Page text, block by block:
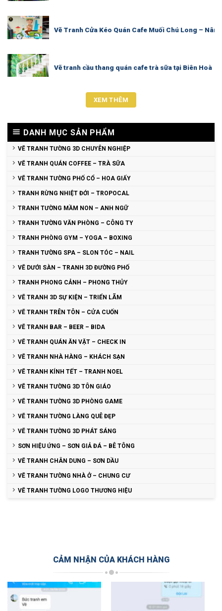
Vẽ Tranh Cửa Kéo Quán Cafe Muối Chú Long –
Vẽ tranh cầu thang quán cafe trà sữa tại Biên Hoà
XEM THÊM
DANH MỤC SẢN PHẨM
VẼ TRANH TƯỜNG 3D CHUYÊN NGHIỆP
VẼ TRANH QUÁN COFFEE – TRÀ SỮA
VẼ TRANH TƯỜNG PHỐ CỔ – HOA GIẤY
TRANH RỪNG NHIỆT ĐỚI – TROPOCAL
TRANH TƯỜNG MẦM NON – ANH NGỮ
TRANH TƯỜNG VĂN PHÒNG – CÔNG TY
TRANH PHÒNG GYM – YOGA – BOXING
TRANH TƯỜNG SPA – SLON TÓC – NAIL
VẼ DƯỚI SÀN – TRANH 3D ĐƯỜNG PHỐ
TRANH PHONG CẢNH – PHONG THỦY
VẼ TRANH 3D SỰ KIỆN – TRIỂN LÃM
VẼ TRANH TRÊN TÔN – CỬA CUỐN
VẼ TRANH BAR – BEER – BIDA
VẼ TRANH QUÁN ĂN VẶT – CHECK IN
VẼ TRANH NHÀ HÀNG – KHÁCH SẠN
VẼ TRANH KÍNH TẾT – TRANH NOEL
VẼ TRANH TƯỜNG 3D TÔN GIÁO
VẼ TRANH TƯỜNG 3D PHÒNG GAME
VẼ TRANH TƯỜNG LÀNG QUÊ ĐẸP
VẼ TRANH TƯỜNG 3D PHÁT SÁNG
SƠN HIỆU ỨNG – SƠN GIẢ ĐÁ – BÊ TÔNG
VẼ TRANH CHÂN DUNG – SƠN DẦU
VẼ TRANH TƯỜNG NHÀ Ở – CHUNG CƯ
VẼ TRANH TƯỜNG LOGO THƯƠNG HIỆU
CẢM NHẬN CỦA KHÁCH HÀNG